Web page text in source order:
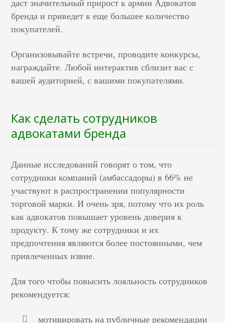
даст значительный прирост к армии Адвокатов
бренда и приведет к еще большее количество
покупателей.
Организовывайте встречи, проводите конкурсы,
награждайте. Любой интерактив сблизит вас с
вашей аудиторией, с вашими покупателями.
Как сделать сотрудников
адвокатами бренда
Данные исследований говорят о том, что
сотрудники компаний (амбассадоры) в 66% не
участвуют в распространении популярности
торговой марки. И очень зря, потому что их роль
как адвокатов повышает уровень доверия к
продукту. К тому же сотрудники и их
предпочтения являются более постоянными, чем
привлеченных извне.
Для того чтобы повысить лояльность сотрудников
рекомендуется:
мотивировать на публичные рекомендации